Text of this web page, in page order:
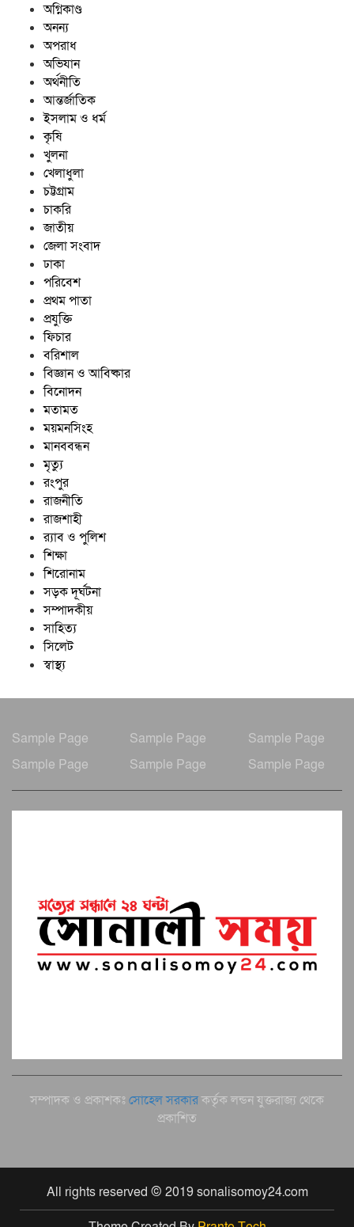
অগ্নিকাণ্ড
অনন্য
অপরাধ
অভিযান
অর্থনীতি
আন্তর্জাতিক
ইসলাম ও ধর্ম
কৃষি
খুলনা
খেলাধুলা
চট্টগ্রাম
চাকরি
জাতীয়
জেলা সংবাদ
ঢাকা
পরিবেশ
প্রথম পাতা
প্রযুক্তি
ফিচার
বরিশাল
বিজ্ঞান ও আবিষ্কার
বিনোদন
মতামত
ময়মনসিংহ
মানববন্ধন
মৃত্যু
রংপুর
রাজনীতি
রাজশাহী
র‍্যাব ও পুলিশ
শিক্ষা
শিরোনাম
সড়ক দূর্ঘটনা
সম্পাদকীয়
সাহিত্য
সিলেট
স্বাস্থ্য
Sample Page Sample Page
Sample Page
Sample Page
Sample Page Sample Page
সম্পাদক ও প্রকাশকঃ সোহেল সরকারকর্তৃক লন্ডন যুক্তরাজ্য থেকে
প্রকাশিত
All rights reserved © 2019 sonalisomoy24.com